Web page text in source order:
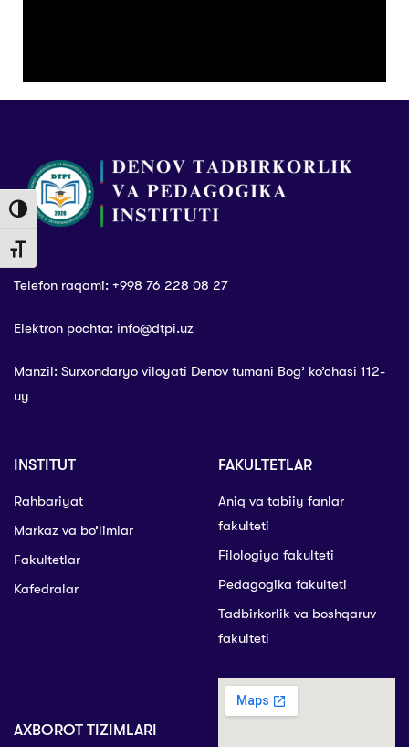
Toggle High Contrast
Toggle Font size
Telefon raqami: +998 76 228 08 27
Elektron pochta: info@dtpi.uz
Manzil: Surxondaryo viloyati Denov tumani Bog’ ko’chasi 112-
uy
INSTITUT
Rahbariyat
Markaz va bo’limlar
Fakultetlar
Kafedralar
FAKULTETLAR
Aniq va tabiiy fanlar
fakulteti
Filologiya fakulteti
Pedagogika fakulteti
Tadbirkorlik va boshqaruv
fakulteti
AXBOROT TIZIMLARI